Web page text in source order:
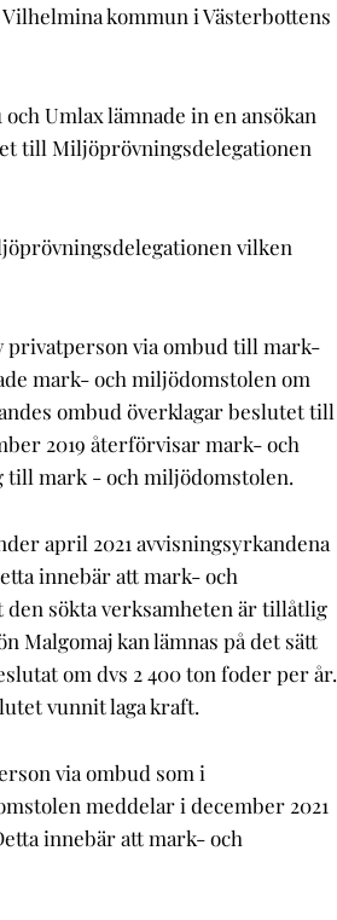
kommun i Västerbottens
Umlax lämnade in en ansökan
till Miljöprövningsdelegationen
vilken
privatperson via ombud till mark-
mark- och miljödomstolen om
ombud överklagar beslutet till
2019 återförvisar mark- och
mark - och miljödomstolen.
april 2021 avvisningsyrkandena
innebär att mark- och
sökta verksamheten är tillåtlig
Malgomaj kan lämnas på det sätt
om dvs 2 400 ton foder per år.
vunnit laga kraft.
via ombud som i
meddelar i december 2021
innebär att mark- och